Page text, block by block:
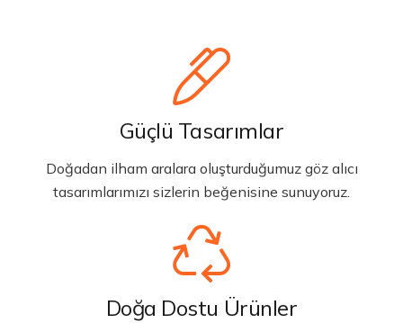
Güçlü Tasarımlar
Doğadan ilham aralara oluşturduğumuz göz alıcı
tasarımlarımızı sizlerin beğenisine sunuyoruz.
Doğa Dostu Ürünler